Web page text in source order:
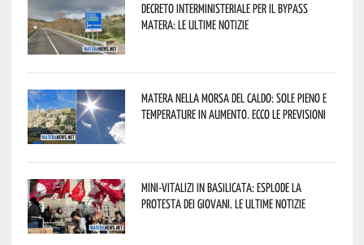
Decreto interministeriale per il Bypass
Matera: le ultime notizie
Matera nella morsa del caldo: sole pieno e
temperature in aumento. Ecco le previsioni
Mini-vitalizi in Basilicata: esplode la
protesta dei giovani. Le ultime notizie